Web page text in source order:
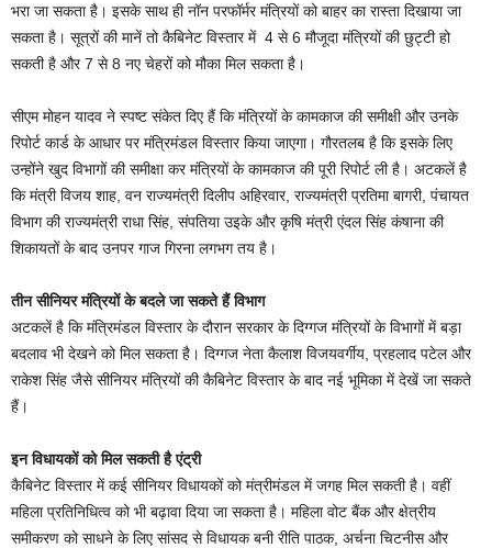
भरा जा सकता है। इसके साथ ही नॉन परफॉर्मर मंत्रियों को बाहर का रास्ता दिखाया जा
सकता है। सूत्रों की मानें तो कैबिनेट विस्तार में 4 से 6 मौजूदा मंत्रियों की छुट्टी हो
सकती है और 7 से 8 नए चेहरों को मौका मिल सकता है।
सीएम मोहन यादव ने स्पष्ट संकेत दिए हैं कि मंत्रियों के कामकाज की समीक्षी और उनके
रिपोर्ट कार्ड के आधार पर मंत्रिमंडल विस्तार किया जाएगा। गौरतलब है कि इसके लिए
उन्होंने खुद विभागों की समीक्षा कर मंत्रियों के कामकाज की पूरी रिपोर्ट ली है। अटकलें है
कि मंत्री विजय शाह, वन राज्यमंत्री दिलीप अहिरवार, राज्यमंत्री प्रतिमा बागरी, पंचायत
विभाग की राज्यमंत्री राधा सिंह, संपतिया उइके और कृषि मंत्री एंदल सिंह कंषाना की
शिकायतों के बाद उनपर गाज गिरना लगभग तय है।
तीन सीनियर मंत्रियों के बदले जा सकते हैं विभाग
अटकलें है कि मंत्रिमंडल विस्तार के दौरान सरकार के दिग्गज मंत्रियों के विभागों में बड़ा
बदलाव भी देखने को मिल सकता है। दिग्गज नेता कैलाश विजयवर्गीय, प्रहलाद पटेल और
राकेश सिंह जैसे सीनियर मंत्रियों की कैबिनेट विस्तार के बाद नई भूमिका में देखें जा सकते
हैं।
इन विधायकों को मिल सकती है एंट्री
कैबिनेट विस्तार में कई सीनियर विधायकों को मंत्रीमंडल में जगह मिल सकती है। वहीं
महिला प्रतिनिधित्व को भी बढ़ावा दिया जा सकता है। महिला वोट बैंक और क्षेत्रीय
समीकरण को साधने के लिए सांसद से विधायक बनी रीति पाठक, अर्चना चिटनीस और